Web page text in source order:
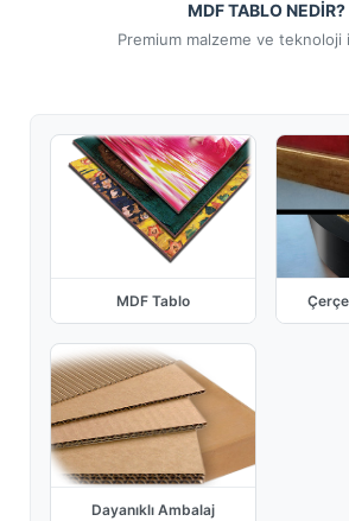
MDF TABLO NEDİR?
Premium malzeme ve teknoloji
MDF Tablo
Dayanıklı Ambalaj